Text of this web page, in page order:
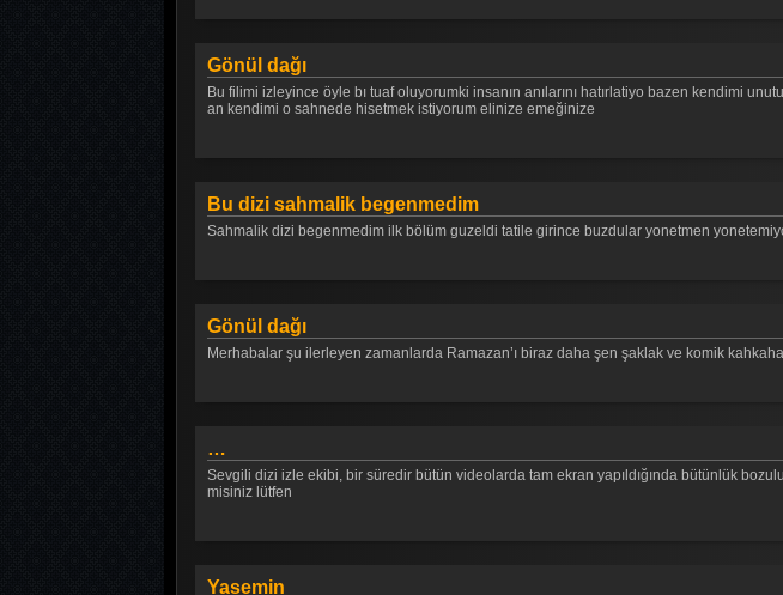
Gönül dağı
Bu filimi izleyince öyle bı tuaf oluyorumki insanın anılarını hatırlatiyo bazen kendimi
an kendimi o sahnede hisetmek istiyorum elinize emeğinize
Bu dizi sahmalik begenmedim
Sahmalik dizi begenmedim ilk bölüm guzeldi tatile girince buzdular yonetmen
Gönül dağı
Merhabalar şu ilerleyen zamanlarda Ramazan’ı biraz daha şen şaklak ve komik
…
Sevgili dizi izle ekibi, bir süredir bütün videolarda tam ekran yapıldığında bütünlük
misiniz lütfen
Yasemin